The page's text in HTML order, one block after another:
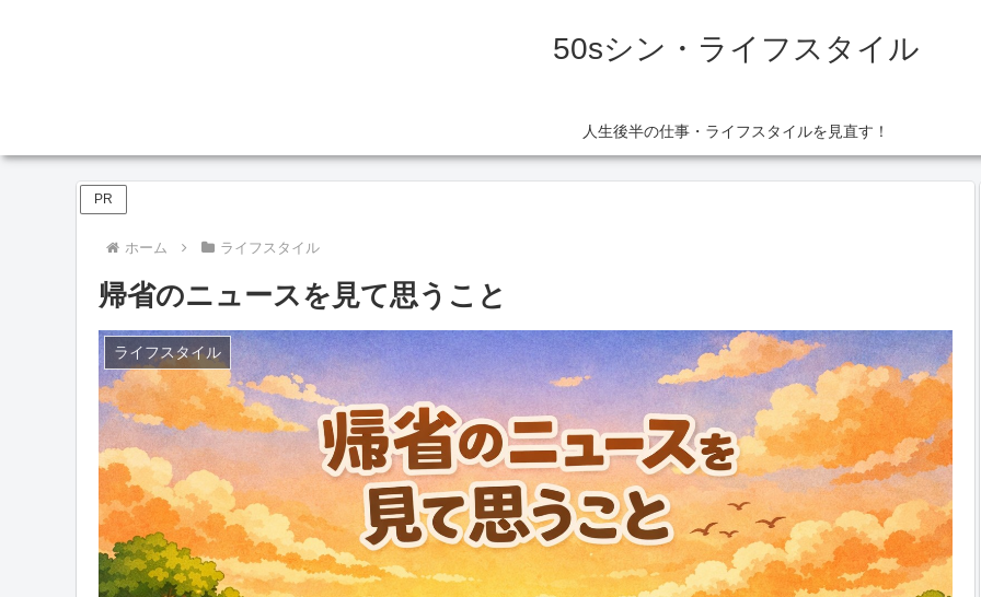
50sシン・ライフスタイル
人生後半の仕事・ライフスタイルを見直す！
PR
ホーム ライフスタイル
帰省のニュースを見て思うこと
ライフスタイル